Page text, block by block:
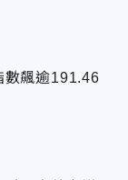
數飆逾191.46